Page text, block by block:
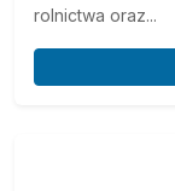
rolnictwa oraz...